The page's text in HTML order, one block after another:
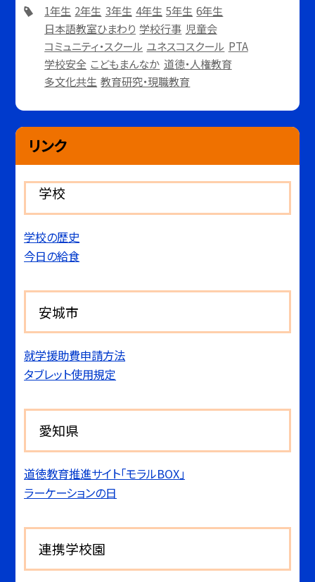
1年生 2年生 3年生 4年生 5年生 6年生
日本語教室ひまわり 学校行事 児童会
コミュニティ・スクール ユネスコスクール PTA
学校安全 こどもまんなか 道徳・人権教育
多文化共生 教育研究・現職教育
リンク
学校
学校の歴史
今日の給食
安城市
就学援助費申請方法
タブレット使用規定
愛知県
道徳教育推進サイト「モラルBOX」
ラーケーションの日
連携学校園